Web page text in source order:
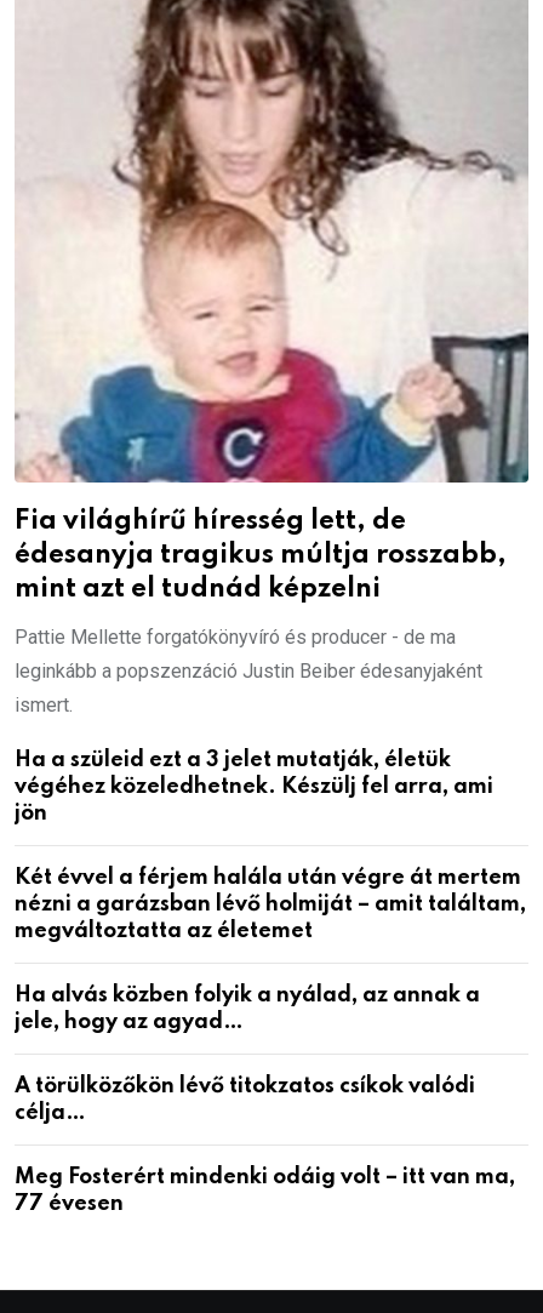
Fia világhírű híresség lett, de
édesanyja tragikus múltja rosszabb,
mint azt el tudnád képzelni
Pattie Mellette forgatókönyvíró és producer - de ma
leginkább a popszenzáció Justin Beiber édesanyjaként
ismert.
Ha a szüleid ezt a 3 jelet mutatják, életük
végéhez közeledhetnek. Készülj fel arra, ami
jön
Két évvel a férjem halála után végre át mertem
nézni a garázsban lévő holmiját – amit találtam,
megváltoztatta az életemet
Ha alvás közben folyik a nyálad, az annak a
jele, hogy az agyad…
A törülközőkön lévő titokzatos csíkok valódi
célja…
Meg Fosterért mindenki odáig volt – itt van ma,
77 évesen